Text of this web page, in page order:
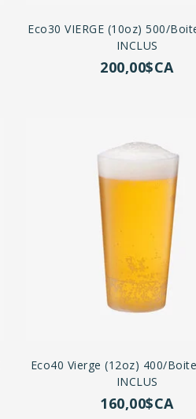
Eco30 VIERGE (10oz) 500/
INCLUS
200,00$CA
Eco40 Vierge (12oz) 400/boite
INCLUS
160,00$CA